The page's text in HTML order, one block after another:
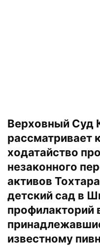
Верховный Суд
рассматривает
ходатайство
незаконного
активов
детский сад в
профилакторий
известному